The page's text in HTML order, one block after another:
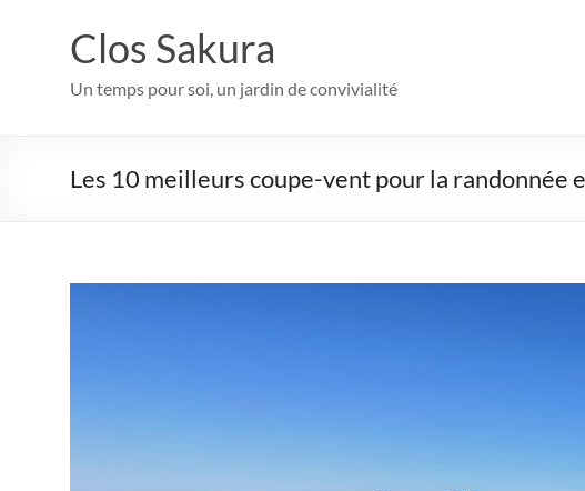
Clos Sakura
Un temps pour soi, un jardin de convivialité
Les 10 meilleurs coupe-vent pour la randonnée